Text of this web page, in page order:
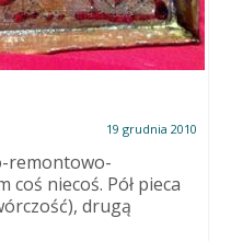
19 grudnia 2010
remontowo-
coś niecoś. Pół pieca
drugą